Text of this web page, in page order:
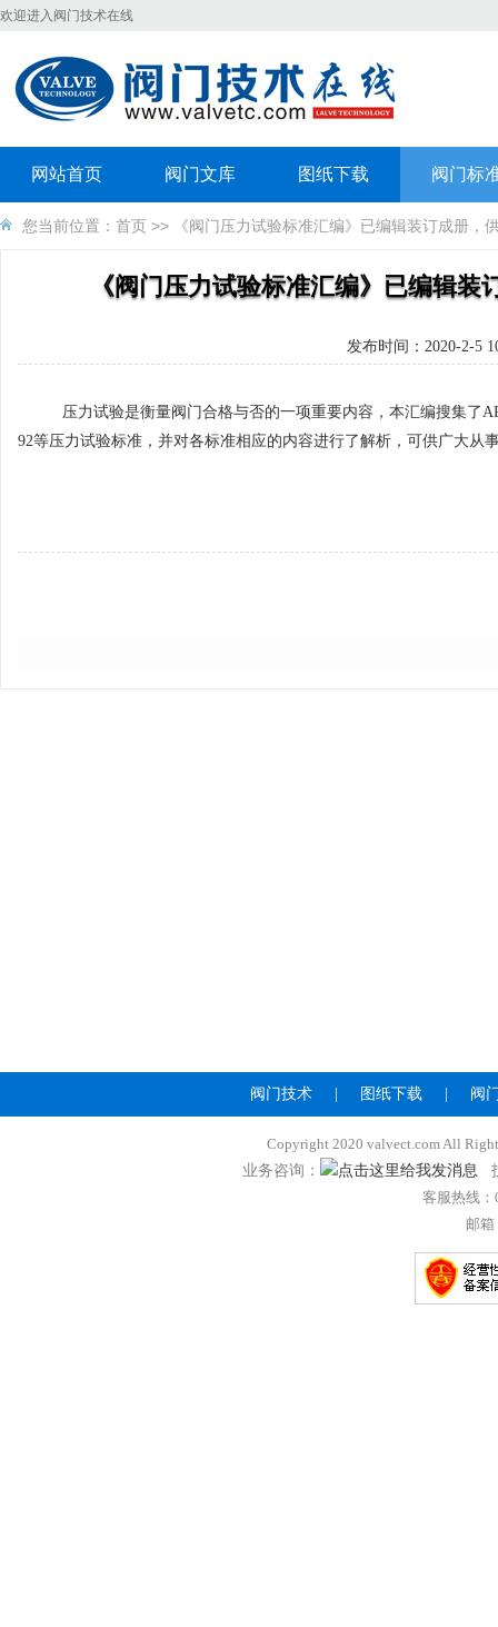
欢迎进入阀门技术在线
网站首页 阀门文库 图纸下载 阀门标
您当前位置： 首页 >> 《阀门压力试验标准汇编》已编辑装订成册，
《阀门压力试验标准汇编》已编辑
发布时间：2020-2-5
压力试验是衡量阀门合格与否的一项重要内容，本汇编搜集了
92等压力试验标准，并对各标准相应的内容进行了解析，可供广大从
阀门技术 图纸下载 阀
Copyright 2020 valvect.com All
业务咨询：
客服热线：
邮箱